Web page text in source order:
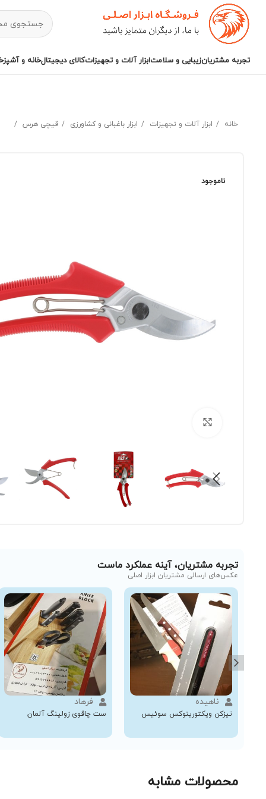
تجربه مشتریانزیبایی و سلامتابزار آلات و تجهیزاتکالای دیجیتالخانه و
خانه ابزار آلات و تجهیزات ابزار باغبانی و کشاورزی قیچی هرس
ناموجود
تجربه مشتریان، آینه عملکرد ماست
عکس‌های ارسالی مشتریان ابزار اصلی
ناهیده
تیزکن ویکتورینوکس سوئیس
فرهاد
ست چاقوی زولینگ آلمان
محصولات مشابه